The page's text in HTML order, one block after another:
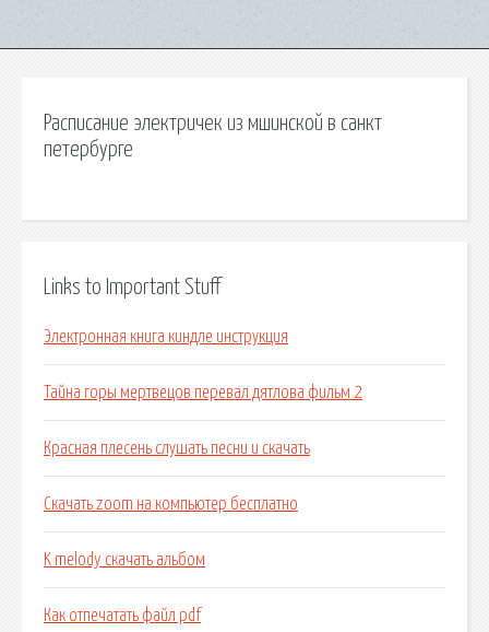
Расписание электричек из мшинской в санкт
петербурге
Links to Important Stuff
Электронная книга киндле инструкция
Тайна горы мертвецов перевал дятлова фильм 2
Красная плесень слушать песни и скачать
Скачать zoom на компьютер бесплатно
K melody скачать альбом
Как отпечатать файл pdf